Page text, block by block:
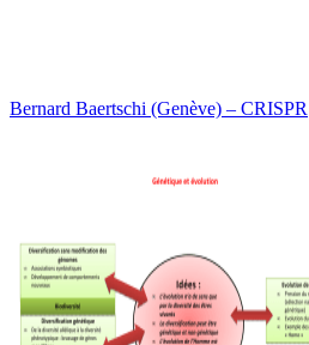
Bernard Baertschi (Genève) – CRISPR